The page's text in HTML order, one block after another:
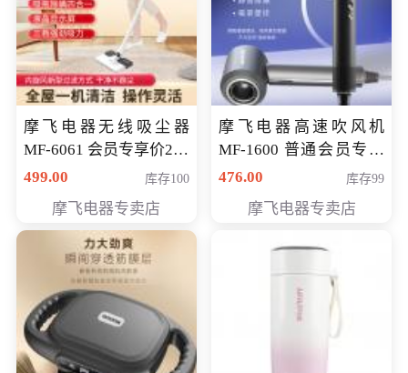
摩飞电器无线吸尘器
MF-6061 会员专享价299
元
499.00 库存100
摩飞电器专卖店
摩飞电器高速吹风机
MF-1600 普通会员专享
价298元
476.00 库存99
摩飞电器专卖店